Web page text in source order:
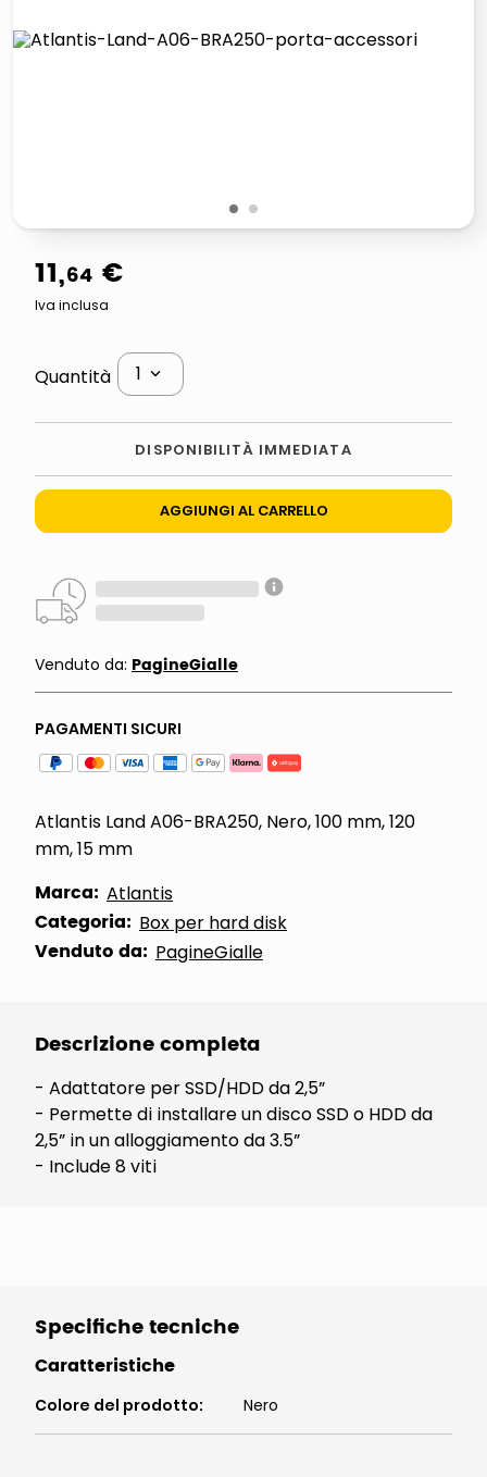
1 2
11,64 €
Iva inclusa
Quantità 1
DISPONIBILITÀ IMMEDIATA
AGGIUNGI AL CARRELLO
Venduto da: PagineGialle
PAGAMENTI SICURI
Atlantis Land A06-BRA250, Nero, 100 mm, 120
mm, 15 mm
Marca: Atlantis
Categoria: Box per hard disk
Venduto da: PagineGialle
Descrizione completa
- Adattatore per SSD/HDD da 2,5”
- Permette di installare un disco SSD o HDD da
2,5” in un alloggiamento da 3.5”
- Include 8 viti
Specifiche tecniche
Caratteristiche
Colore del prodotto: Nero